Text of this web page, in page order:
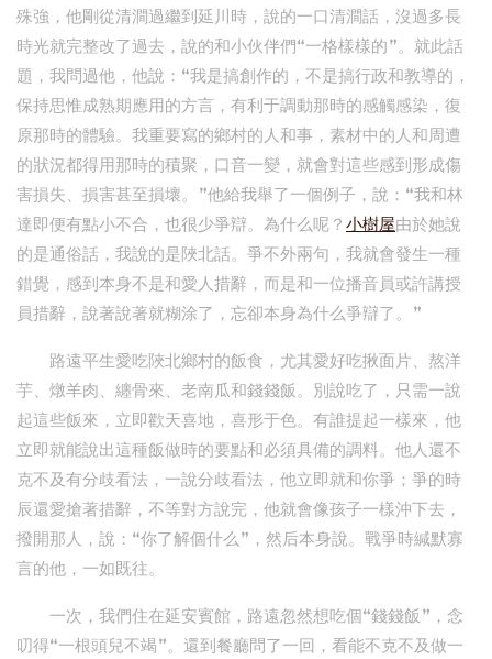
殊強，他剛從清澗過繼到延川時，說的一口清澗話，沒過多長
時光就完整改了過去，說的和小伙伴們“一格樣樣的”。就此話
題，我問過他，他說：“我是搞創作的，不是搞行政和教導的，
保持思惟成熟期應用的方言，有利于調動那時的感觸感染，復
原那時的體驗。我重要寫的鄉村的人和事，素材中的人和周遭
的狀況都得用那時的積聚，口音一變，就會對這些感到形成傷
害損失、損害甚至損壞。”他給我舉了一個例子，說：“我和林
達即便有點小不合，也很少爭辯。為什么呢？小樹屋由於她說
的是通俗話，我說的是陜北話。爭不外兩句，我就會發生一種
錯覺，感到本身不是和愛人措辭，而是和一位播音員或許講授
員措辭，說著說著就糊涂了，忘卻本身為什么爭辯了。”
路遠平生愛吃陜北鄉村的飯食，尤其愛好吃揪面片、熬洋
芋、燉羊肉、纏骨來、老南瓜和錢錢飯。別說吃了，只需一說
起這些飯來，立即歡天喜地，喜形于色。有誰提起一樣來，他
立即就能說出這種飯做時的要點和必須具備的調料。他人還不
克不及有分歧看法，一說分歧看法，他立即就和你爭；爭的時
辰還愛搶著措辭，不等對方說完，他就會像孩子一樣沖下去，
撥開那人，說：“你了解個什么”，然后本身說。戰爭時緘默寡
言的他，一如既往。
一次，我們住在延安賓館，路遠忽然想吃個“錢錢飯”，念
叨得“一根頭兒不竭”。還到餐廳問了一回，看能不克不及做一